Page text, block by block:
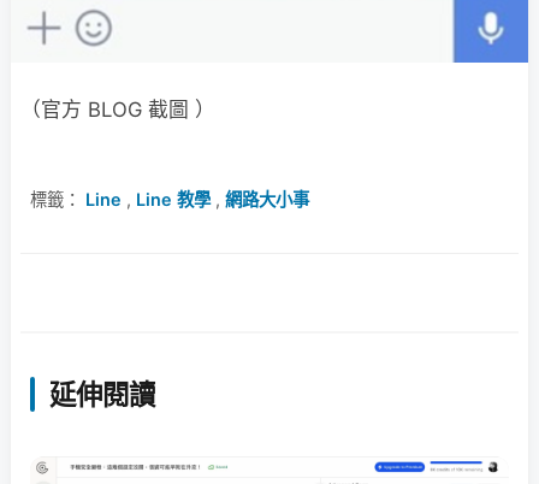
（官方 BLOG 截圖 ）
標籤： Line , Line 教學, 網路大小事
延伸閱讀